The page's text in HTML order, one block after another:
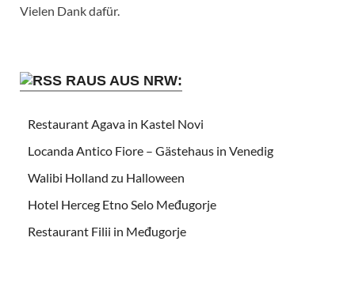
Vielen Dank dafür.
RAUS AUS NRW:
Restaurant Agava in Kastel Novi
Locanda Antico Fiore – Gästehaus in Venedig
Walibi Holland zu Halloween
Hotel Herceg Etno Selo Međugorje
Restaurant Filii in Međugorje